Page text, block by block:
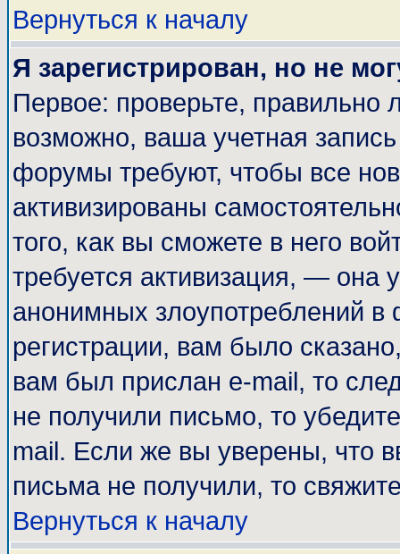
Вернуться к началу
Я зарегистрирован, но не
Первое: проверьте, правильно
возможно, ваша учетная
форумы требуют, чтобы все
активизированы
того, как вы сможете в него
требуется активизация, — она
анонимных злоупотреблений
регистрации, вам было
вам был прислан e-mail, то
не получили письмо, то
mail. Если же вы уверены, что
письма не получили, то
Вернуться к началу